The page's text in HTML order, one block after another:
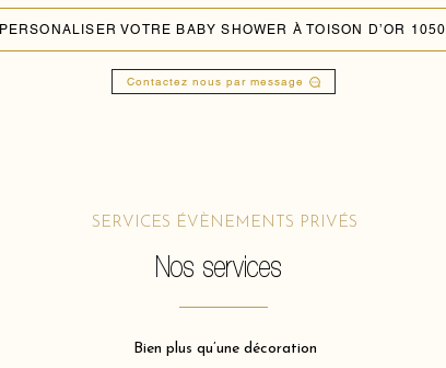
PERSONALISER VOTRE BABY SHOWER À TOISON D’OR 1050
Contactez nous par message
SERVICES ÉVÈNEMENTS PRIVÉS
Nos services
Bien plus qu’une décoration